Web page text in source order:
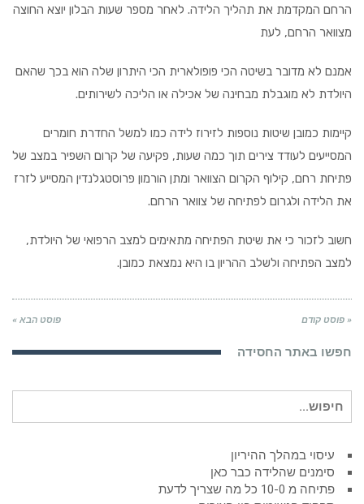
הרחם המקדמת את תהליך הלידה. לאחר מספר שעות הבלון יוצא החוצה
מצוואר הרחם, לעת
אמנם לא מדובר בשיטה הכי פופולארית הכי היתרון שלה הוא בכך שהאם
היולדת לא מוגבלת מבחינה של אכילה או הליכה לשירותים.
קיימות כמובן שיטות נוספות לזירוז לידה כמו למשל החדרת חומרים
המסייעים לעודד צירים תוך כמה שעות, פקיעה של קרום השפיר במצב של
פתיחת רחם, קילוף הקרום הצוואר ומתן הורמון פרוסטגלנדין המסייע לזרז
את הלידה ולגרום לפתיחה של צוואר הרחם.
חשוב לזכור כי את שיטת הפתיחה מתאימים למצב הרפואי של היולדת,
למצב הפתיחה ולשלב ההריון בו היא נמצאת כמובן.
« פוסט קודם פוסט הבא »
חפשו באתר החסידה
עבור:
עיסוי במהלך ההיריון
סימנים שהלידה כבר כאן
פתיחה מ 10-0 כל מה שצריך לדעת